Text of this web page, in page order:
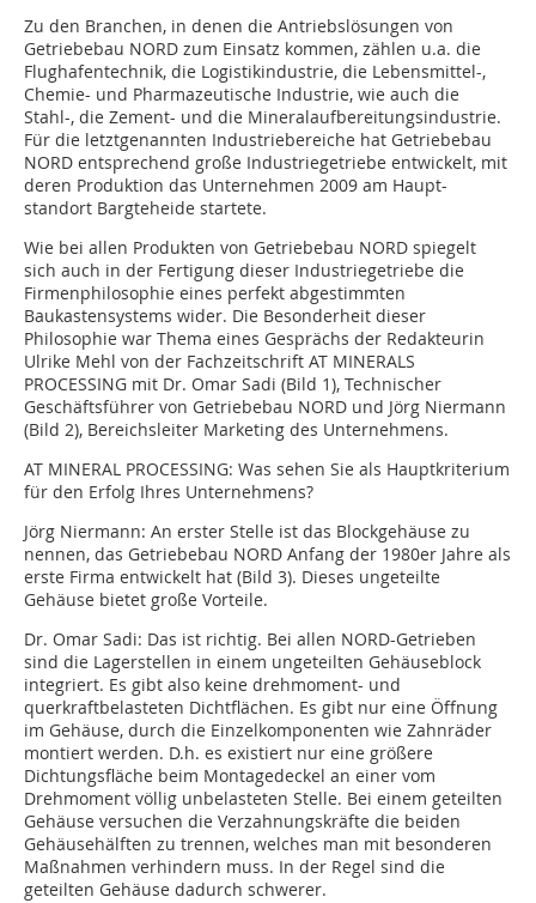
Zu den Branchen, in denen die Antriebslösungen von
Getriebebau NORD zum Einsatz kommen, zählen u.a. die
Flughafentechnik, die Logistikindustrie, die Lebensmittel-,
Chemie- und Pharmazeutische Industrie, wie auch die
Stahl-, die Zement- und die Mineralaufbereitungsindustrie.
Für die letztgenannten Industriebereiche hat Getriebebau
NORD entsprechend große Industriegetriebe entwickelt, mit
deren Produktion das Unternehmen 2009 am Haupt-
standort Bargteheide startete.
Wie bei allen Produkten von Getriebebau NORD spiegelt
sich auch in der Fertigung dieser Industriegetriebe die
Firmenphilosophie eines perfekt abgestimmten
Baukastensystems wider. Die Besonderheit dieser
Philosophie war Thema eines Gesprächs der Redakteurin
Ulrike Mehl von der Fachzeitschrift AT MINERALS
PROCESSING mit Dr. Omar Sadi (Bild 1), Technischer
Geschäftsführer von Getriebebau NORD und Jörg Niermann
(Bild 2), Bereichsleiter Marketing des Unternehmens.
AT MINERAL PROCESSING: Was sehen Sie als Hauptkriterium
für den Erfolg Ihres Unternehmens?
Jörg Niermann: An erster Stelle ist das Blockgehäuse zu
nennen, das Getriebebau NORD Anfang der 1980er Jahre als
erste Firma entwickelt hat (Bild 3). Dieses ungeteilte
Gehäuse bietet große Vorteile.
Dr. Omar Sadi: Das ist richtig. Bei allen NORD-Getrieben
sind die Lagerstellen in einem ungeteilten Gehäuseblock
integriert. Es gibt also keine drehmoment- und
querkraftbelasteten Dichtflächen. Es gibt nur eine Öffnung
im Gehäuse, durch die Einzelkomponenten wie Zahnräder
montiert werden. D.h. es existiert nur eine größere
Dichtungsfläche beim Montagedeckel an einer vom
Drehmoment völlig unbelasteten Stelle. Bei einem geteilten
Gehäuse versuchen die Verzahnungskräfte die beiden
Gehäusehälften zu trennen, welches man mit besonderen
Maßnahmen verhindern muss. In der Regel sind die
geteilten Gehäuse dadurch schwerer.